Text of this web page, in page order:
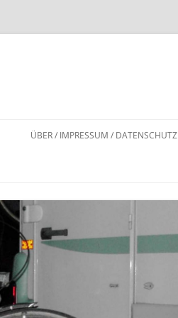
ÜBER / IMPRESSUM / DATENSCHUTZ